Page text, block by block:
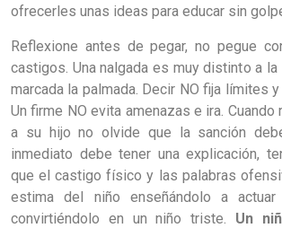
ofrecerles unas ideas para educar sin
Reflexione antes de pegar, no pegue
castigos. Una nalgada es muy distinto a
marcada la palmada. Decir NO fija límites
Un firme NO evita amenazas e ira. Cuando
a su hijo no olvide que la sanción
inmediato debe tener una explicación,
que el castigo físico y las palabras
estima del niño enseñándolo a
convirtiéndolo en un niño triste. Un